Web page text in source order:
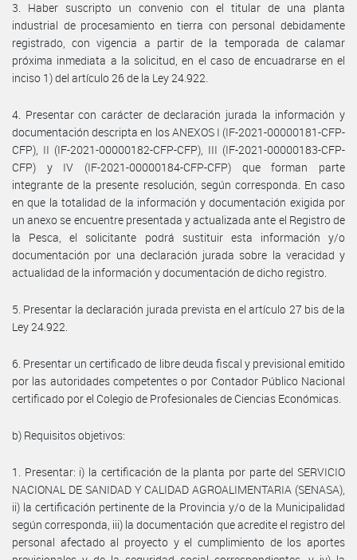
3. Haber suscripto un convenio con el titular de una planta
industrial de procesamiento en tierra con personal debidamente
registrado, con vigencia a partir de la temporada de calamar
próxima inmediata a la solicitud, en el caso de encuadrarse en el
inciso 1) del artículo 26 de la Ley 24.922.
4. Presentar con carácter de declaración jurada la información y
documentación descripta en los ANEXOS I (IF-2021-00000181-CFP-
CFP), II (IF-2021-00000182-CFP-CFP), III (IF-2021-00000183-CFP-
CFP) y IV (IF-2021-00000184-CFP-CFP) que forman parte
integrante de la presente resolución, según corresponda. En caso
en que la totalidad de la información y documentación exigida por
un anexo se encuentre presentada y actualizada ante el Registro de
la Pesca, el solicitante podrá sustituir esta información y/o
documentación por una declaración jurada sobre la veracidad y
actualidad de la información y documentación de dicho registro.
5. Presentar la declaración jurada prevista en el artículo 27 bis de la
Ley 24.922.
6. Presentar un certificado de libre deuda fiscal y previsional emitido
por las autoridades competentes o por Contador Público Nacional
certificado por el Colegio de Profesionales de Ciencias Económicas.
b) Requisitos objetivos:
1. Presentar: i) la certificación de la planta por parte del SERVICIO
NACIONAL DE SANIDAD Y CALIDAD AGROALIMENTARIA (SENASA),
ii) la certificación pertinente de la Provincia y/o de la Municipalidad
según corresponda, iii) la documentación que acredite el registro del
personal afectado al proyecto y el cumplimiento de los aportes